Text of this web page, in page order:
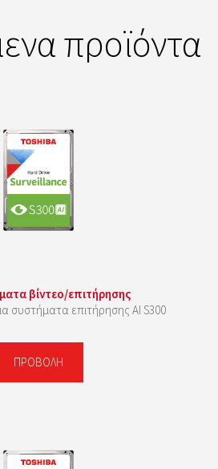
προϊόντα
βίντεο/επιτήρησης
συστήματα επιτήρησης ΑΙ S300
ΠΡΟΒΟΛΉ